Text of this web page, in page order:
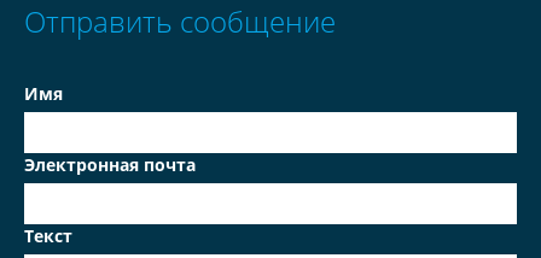
Отправить сообщение
Имя
Электронная почта
Текст